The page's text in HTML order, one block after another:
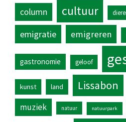
column cultuur
emigratie emigreren
gastronomie geloof
kunst land Lissabon
muziek natuur natuurpark